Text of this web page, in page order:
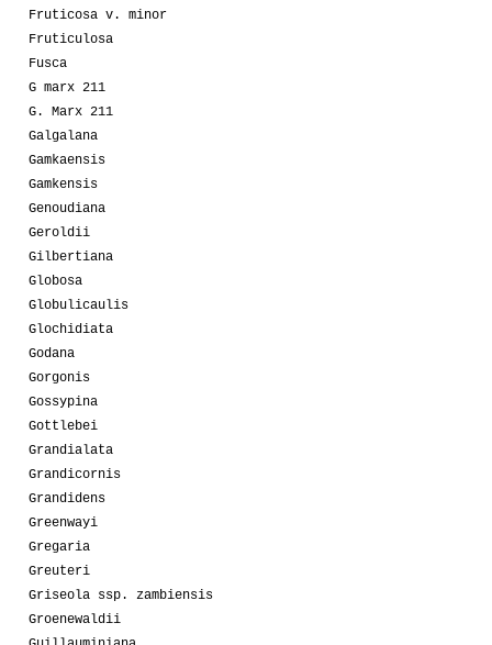
Fruticosa v. minor
Fruticulosa
Fusca
G marx 211
G. Marx 211
Galgalana
Gamkaensis
Gamkensis
Genoudiana
Geroldii
Gilbertiana
Globosa
Globulicaulis
Glochidiata
Godana
Gorgonis
Gossypina
Gottlebei
Grandialata
Grandicornis
Grandidens
Greenwayi
Gregaria
Greuteri
Griseola ssp. zambiensis
Groenewaldii